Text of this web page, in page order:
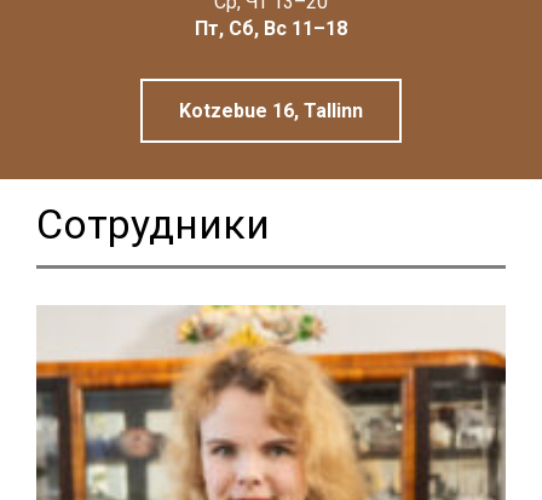
Пт, Сб, Вс 11–18
Kotzebue 16, Tallinn
Сотрудники